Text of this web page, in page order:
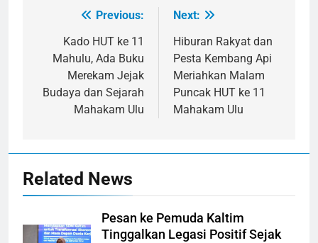
Navigasi
pos
Previous:
Kado HUT ke 11
Mahulu, Ada Buku
Merekam Jejak
Budaya dan Sejarah
Mahakam Ulu
Next:
Hiburan Rakyat dan
Pesta Kembang Api
Meriahkan Malam
Puncak HUT ke 11
Mahakam Ulu
Related News
Pesan ke Pemuda Kaltim
Tinggalkan Legasi Positif Sejak